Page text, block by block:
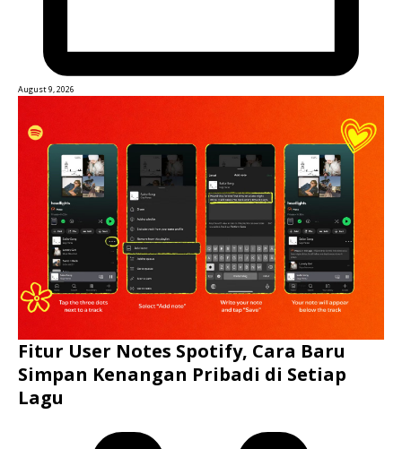
August 9, 2026
Fitur User Notes Spotify, Cara Baru
Simpan Kenangan Pribadi di Setiap
Lagu